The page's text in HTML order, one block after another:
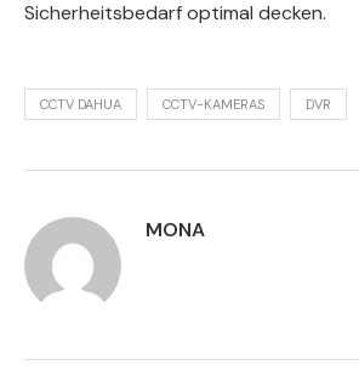
Sicherheitsbedarf optimal decken.
CCTV DAHUA CCTV-KAMERAS DVR
MONA